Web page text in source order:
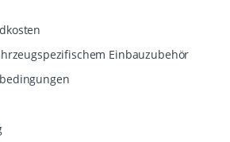
Einbauzubehör